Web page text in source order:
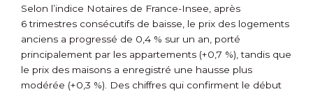
Selon l’indice Notaires de France-Insee, après
6 trimestres consécutifs de baisse, le prix des logements
anciens a progressé de 0,4 % sur un an, porté
principalement par les appartements (+0,7 %), tandis que
le prix des maisons a enregistré une hausse plus
modérée (+0,3 %). Des chiffres qui confirment le début